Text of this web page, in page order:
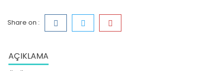
Share on :
AÇIKLAMA